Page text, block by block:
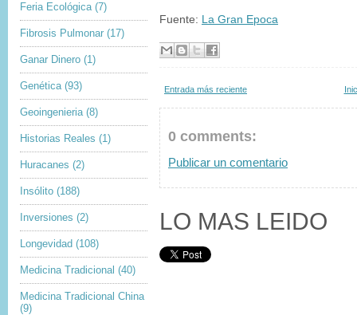
Feria Ecológica (7)
Fibrosis Pulmonar (17)
Ganar Dinero (1)
Genética (93)
Geoingenieria (8)
Historias Reales (1)
Huracanes (2)
Insólito (188)
Inversiones (2)
Longevidad (108)
Medicina Tradicional (40)
Medicina Tradicional China
(9)
Fuente: La Gran Epoca
Entrada más reciente
0 comments:
Publicar un comentario
LO MAS LEIDO